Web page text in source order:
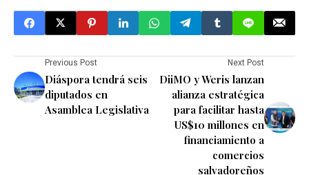
Previous Post
Diáspora tendrá seis
diputados en
Asamblea Legislativa
Next Post
DiiMO y Weris lanzan
alianza estratégica
para facilitar hasta
US$10 millones en
financiamiento a
comercios
salvadoreños